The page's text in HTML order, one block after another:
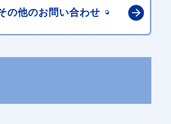
の他のお問い合わせ